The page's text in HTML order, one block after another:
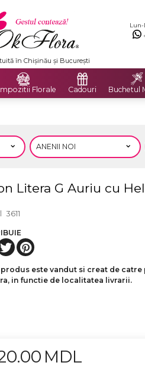
Lun-
în Chișinău și București
Florale Cadouri Buchetul
Litera G Auriu cu
3611
este vandut si creat de catre
in functie de localitatea livrarii.
MDL